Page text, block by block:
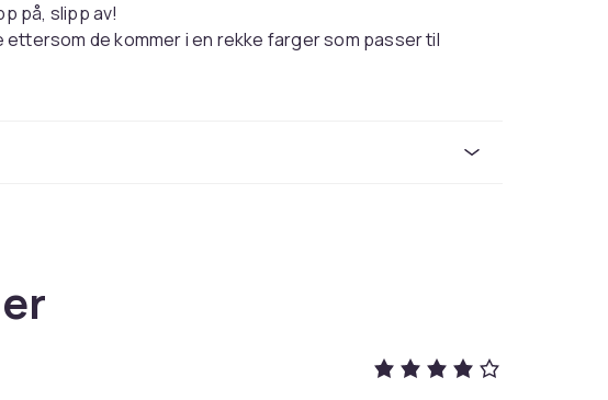
på, slipp av!
de kommer i en rekke farger som passer til